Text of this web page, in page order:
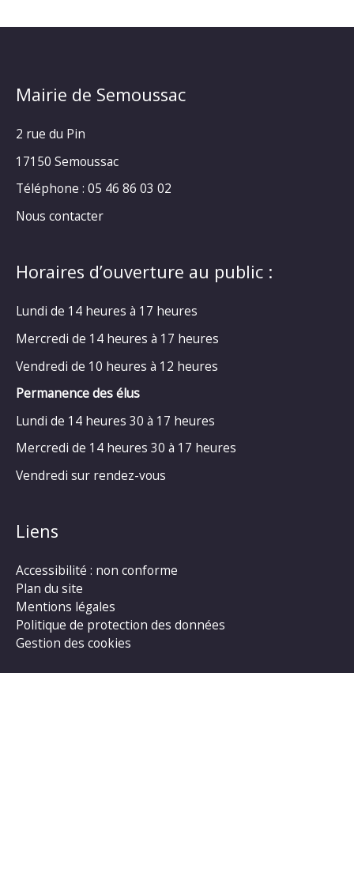
Mairie de Semoussac
2 rue du Pin
17150 Semoussac
Téléphone : 05 46 86 03 02
Nous contacter
Horaires d’ouverture au public :
Lundi de 14 heures à 17 heures
Mercredi de 14 heures à 17 heures
Vendredi de 10 heures à 12 heures
Permanence des élus
Lundi de 14 heures 30 à 17 heures
Mercredi de 14 heures 30 à 17 heures
Vendredi sur rendez-vous
Liens
Accessibilité : non conforme
Plan du site
Mentions légales
Politique de protection des données
Gestion des cookies